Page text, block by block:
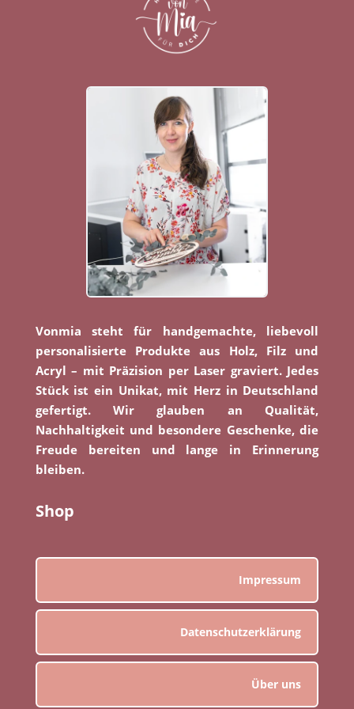
Vonmia steht für handgemachte, liebevoll
personalisierte Produkte aus Holz, Filz und
Acryl – mit Präzision per Laser graviert. Jedes
Stück ist ein Unikat, mit Herz in Deutschland
gefertigt. Wir glauben an Qualität,
Nachhaltigkeit und besondere Geschenke, die
Freude bereiten und lange in Erinnerung
bleiben.
Shop
Impressum
Datenschutzerklärung
Über uns